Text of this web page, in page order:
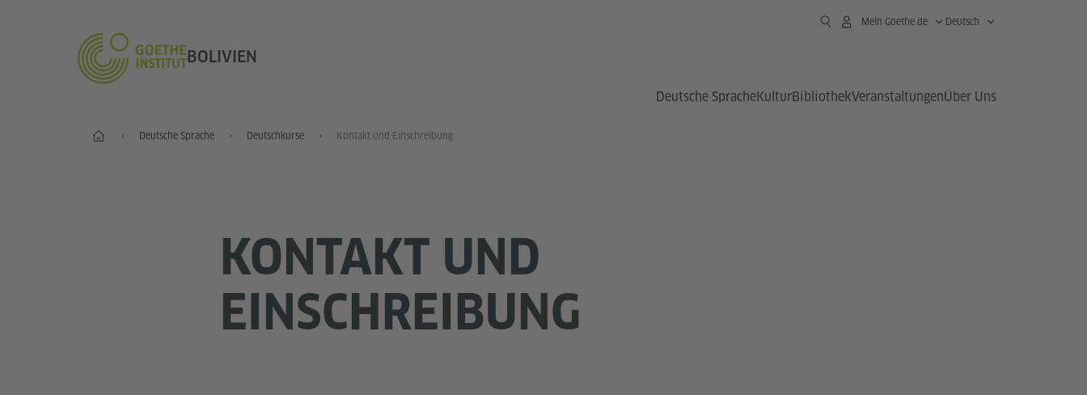
BOLIVIEN
Mein Goethe.de Deutsch
Deutsche SpracheKulturBibliothekVeranstaltungenÜber Uns
Start Deutsche Sprache Deutschkurse Kontakt und Einschreibung
KONTAKT UND
EINSCHREIBUNG